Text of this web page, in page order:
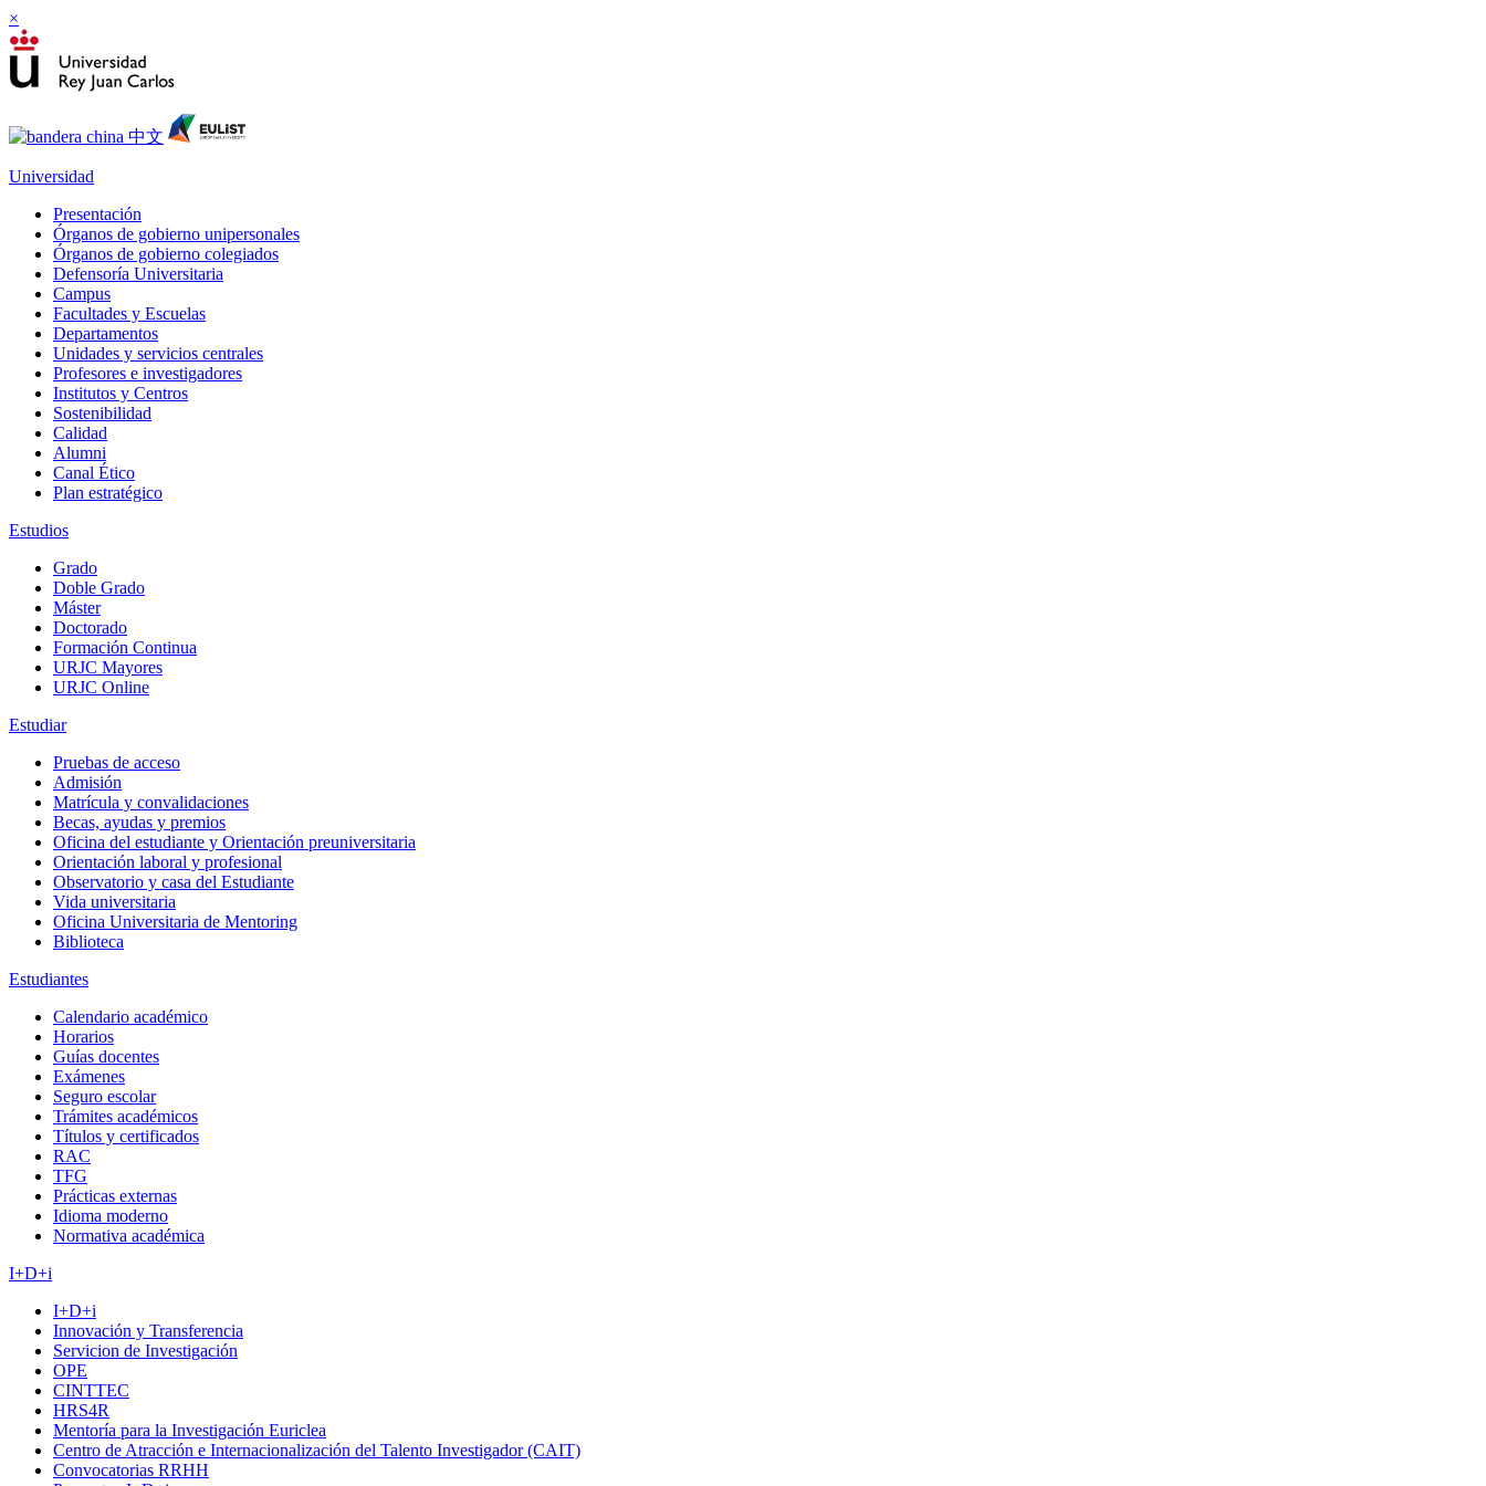
×
Universidad
Presentación
Órganos de gobierno unipersonales
Órganos de gobierno colegiados
Defensoría Universitaria
Campus
Facultades y Escuelas
Departamentos
Unidades y servicios centrales
Profesores e investigadores
Institutos y Centros
Sostenibilidad
Calidad
Alumni
Canal Ético
Plan estratégico
Estudios
Grado
Doble Grado
Máster
Doctorado
Formación Continua
URJC Mayores
URJC Online
Estudiar
Pruebas de acceso
Admisión
Matrícula y convalidaciones
Becas, ayudas y premios
Oficina del estudiante y Orientación preuniversitaria
Orientación laboral y profesional
Observatorio y casa del Estudiante
Vida universitaria
Oficina Universitaria de Mentoring
Biblioteca
Estudiantes
Calendario académico
Horarios
Guías docentes
Exámenes
Seguro escolar
Trámites académicos
Títulos y certificados
RAC
TFG
Prácticas externas
Idioma moderno
Normativa académica
I+D+i
I+D+i
Innovación y Transferencia
Servicion de Investigación
OPE
CINTTEC
HRS4R
Mentoría para la Investigación Euriclea
Centro de Atracción e Internacionalización del Talento Investigador (CAIT)
Convocatorias RRHH